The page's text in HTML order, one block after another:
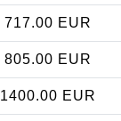
717.00 EUR
805.00 EUR
1400.00 EUR